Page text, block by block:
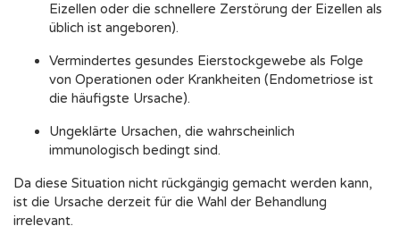
Eizellen oder die schnellere Zerstörung der Eizellen als
üblich ist angeboren).
Vermindertes gesundes Eierstockgewebe als Folge
von Operationen oder Krankheiten (Endometriose ist
die häufigste Ursache).
Ungeklärte Ursachen, die wahrscheinlich
immunologisch bedingt sind.
Da diese Situation nicht rückgängig gemacht werden kann,
ist die Ursache derzeit für die Wahl der Behandlung
irrelevant.